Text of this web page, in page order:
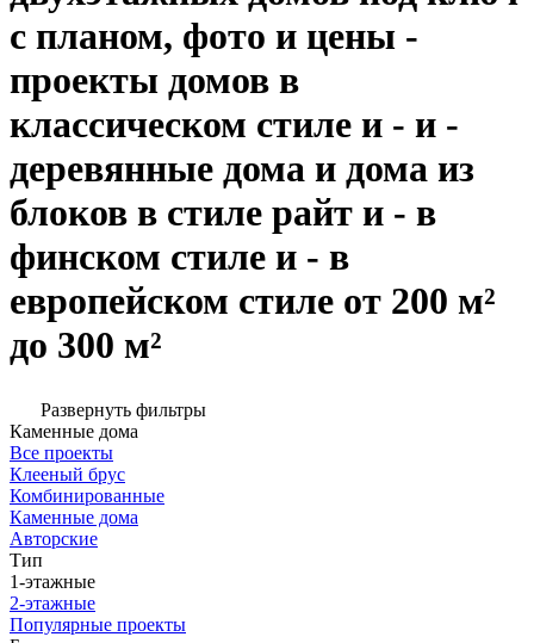
с планом, фото и цены -
проекты домов в
классическом стиле и - и -
деревянные дома и дома из
блоков в стиле райт и - в
финском стиле и - в
европейском стиле от 200 м²
до 300 м²
Развернуть фильтры
Каменные дома
Все проекты
Клееный брус
Комбинированные
Каменные дома
Авторские
Тип
1-этажные
2-этажные
Популярные проекты